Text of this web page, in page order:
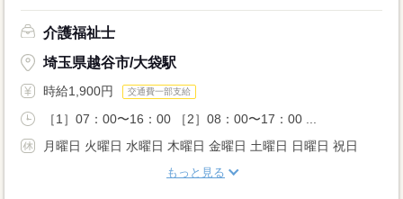
介護福祉士
埼玉県越谷市/大袋駅
時給1,900円 交通費一部支給
［1］07：00〜16：00 ［2］08：00〜17：00 ...
月曜日 火曜日 水曜日 木曜日 金曜日 土曜日 日曜日 祝日
もっと見る